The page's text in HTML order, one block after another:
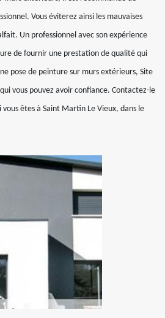
Vous éviterez ainsi les mauvaises
Un professionnel avec son expérience
de fournir une prestation de qualité qui
pose de peinture sur murs extérieurs, Site
vous pouvez avoir confiance. Contactez-le
vous êtes à Saint Martin Le Vieux, dans le